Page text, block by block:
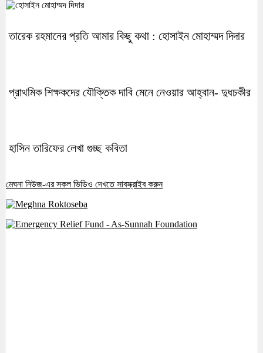
তারেক রহমানের প্রতি আমার কিছু কথা : হোসাইন মোহাম্মদ দিদার
প্রাথমিক শিক্ষকদের যৌক্তিক দাবি মেনে নেওয়ার আহ্বান- দুধচকীর
হাসিন তারিফের লেখা গুচ্ছ কবিতা
মেঘনা নিউজ-এর সকল ভিডিও দেখতে সাবস্ক্রাইব করুন